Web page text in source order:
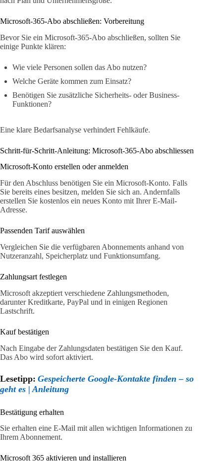
Microsoft-365-Abo abschließen: Vorbereitung
Bevor Sie ein Microsoft-365-Abo abschließen, sollten Sie
einige Punkte klären:
Wie viele Personen sollen das Abo nutzen?
Welche Geräte kommen zum Einsatz?
Benötigen Sie zusätzliche Sicherheits- oder Business-
Funktionen?
Eine klare Bedarfsanalyse verhindert Fehlkäufe.
Schritt-für-Schritt-Anleitung: Microsoft-365-Abo abschliessen
Microsoft-Konto erstellen oder anmelden
Für den Abschluss benötigen Sie ein Microsoft-Konto. Falls
Sie bereits eines besitzen, melden Sie sich an. Andernfalls
erstellen Sie kostenlos ein neues Konto mit Ihrer E-Mail-
Adresse.
Passenden Tarif auswählen
Vergleichen Sie die verfügbaren Abonnements anhand von
Nutzeranzahl, Speicherplatz und Funktionsumfang.
Zahlungsart festlegen
Microsoft akzeptiert verschiedene Zahlungsmethoden,
darunter Kreditkarte, PayPal und in einigen Regionen
Lastschrift.
Kauf bestätigen
Nach Eingabe der Zahlungsdaten bestätigen Sie den Kauf.
Das Abo wird sofort aktiviert.
Lesetipp: Gespeicherte Google-Kontakte finden – so
geht es | Anleitung
Bestätigung erhalten
Sie erhalten eine E-Mail mit allen wichtigen Informationen zu
Ihrem Abonnement.
Microsoft 365 aktivieren und installieren